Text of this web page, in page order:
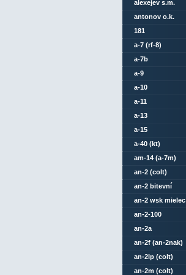
alexejev s.m.
antonov o.k.
181
a-7 (rf-8)
a-7b
a-9
a-10
a-11
a-13
a-15
a-40 (kt)
am-14 (a-7m)
an-2 (colt)
an-2 bitevní
an-2 wsk mielec
an-2-100
an-2a
an-2f (an-2nak)
an-2lp (colt)
an-2m (colt)